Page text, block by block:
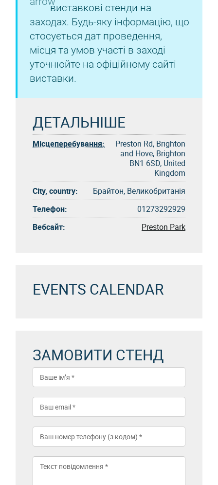
виставкові стенди на
заходах. Будь-яку інформацію, що
стосується дат проведення,
місця та умов участі в заході
уточнюйте на офіційному сайті
виставки.
ДЕТАЛЬНІШЕ
Місцеперебування:
Preston Rd, Brighton
and Hove, Brighton
BN1 6SD, United
Kingdom
City, country:
Брайтон, Великобританія
Телефон:
01273292929
Вебсайт:
Preston Park
EVENTS CALENDAR
ЗАМОВИТИ СТЕНД